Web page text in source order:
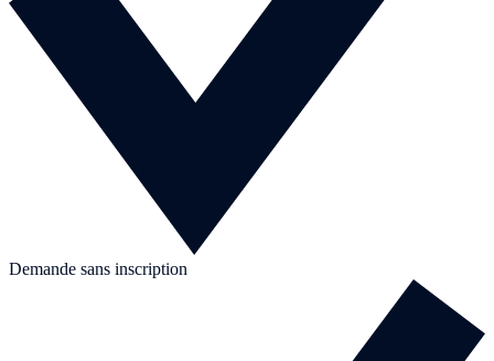
Demande sans inscription